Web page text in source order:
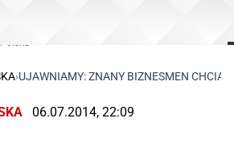
›UJAWNIAMY: ZNANY BIZNESMEN
06.07.2014, 22:09